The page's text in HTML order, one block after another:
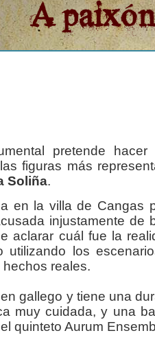
pretende
figuras más
Soliña.
en la villa de Cangas
injustamente de
aclarar cuál fue la
utilizando los
reales.
gallego y tiene una
muy cuidada, y una
quinteto Aurum